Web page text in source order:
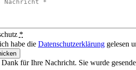
*
habe die Datenschutzerklärunggelesen
für Ihre Nachricht. Sie wurde